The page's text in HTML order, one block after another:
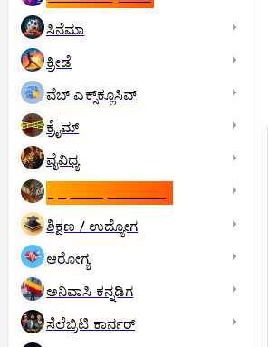
ಸಿನೆಮಾ
ಕ್ರೀಡೆ
ವೆಬ್ ಎಕ್ಸ್‌ಕ್ಲೂಸಿವ್
ಕ್ರೈಮ್
ವೈವಿಧ್ಯ
ಶಿಕ್ಷಣ / ಉದ್ಯೋಗ
ಆರೋಗ್ಯ
ಅನಿವಾಸಿ ಕನ್ನಡಿಗ
ಸೆಲೆಬ್ರಿಟಿ ಕಾರ್ನರ್‌